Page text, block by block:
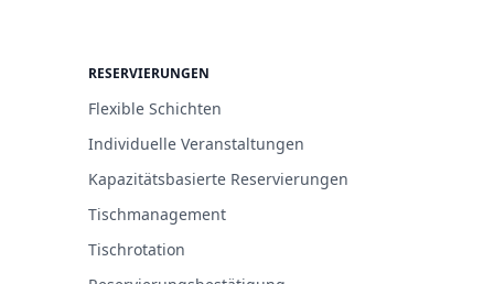
RESERVIERUNGEN
Flexible Schichten
Individuelle Veranstaltungen
Kapazitätsbasierte Reservierungen
Tischmanagement
Tischrotation